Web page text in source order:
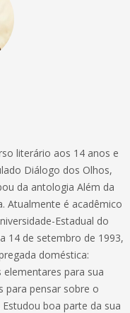
literário aos 14 anos e
Diálogo dos Olhos,
da antologia Além da
Atualmente é acadêmico
Estadual do
14 de setembro de 1993,
doméstica:
para sua
para pensar sobre o
boa parte da sua